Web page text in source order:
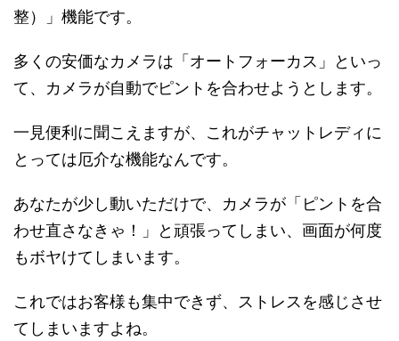
整）」機能です。
多くの安価なカメラは「オートフォーカス」といっ
て、カメラが自動でピントを合わせようとします。
一見便利に聞こえますが、これがチャットレディに
とっては厄介な機能なんです。
あなたが少し動いただけで、カメラが「ピントを合
わせ直さなきゃ！」と頑張ってしまい、画面が何度
もボヤけてしまいます。
これではお客様も集中できず、ストレスを感じさせ
てしまいますよね。